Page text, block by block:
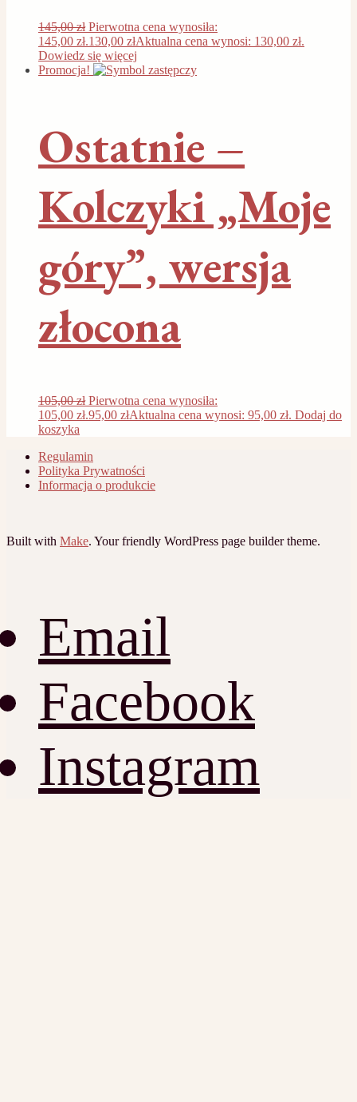
145,00zł Pierwotna cena wynosiła:
145,00 zł.130,00 złAktualna cena wynosi: 130,00 zł.
Dowiedz się więcej
Promocja!
Ostatnie –
Kolczyki „Moje
góry”, wersja
złocona
105,00zł Pierwotna cena wynosiła:
105,00 zł.95,00 złAktualna cena wynosi: 95,00 zł. Dodaj do
koszyka
Regulamin
Polityka Prywatności
Informacja o produkcie
Built with Make. Your friendly WordPress page builder theme.
Email
Facebook
Instagram